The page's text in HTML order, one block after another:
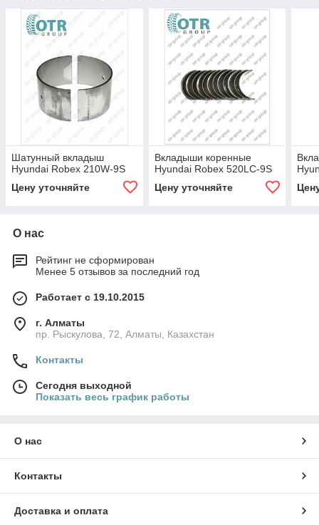
Шатунный вкладыш
Hyundai Robex 210W-9S
Цену уточняйте
Вкладыши коренные
Hyundai Robex 520LC-9S
Цену уточняйте
О нас
Рейтинг не сформирован
Менее 5 отзывов за последний год
Работает с 19.10.2015
г. Алматы
пр. Рыскулова, 72, Алматы, Казахстан
Контакты
Сегодня выходной
Показать весь график работы
О нас
Контакты
Доставка и оплата